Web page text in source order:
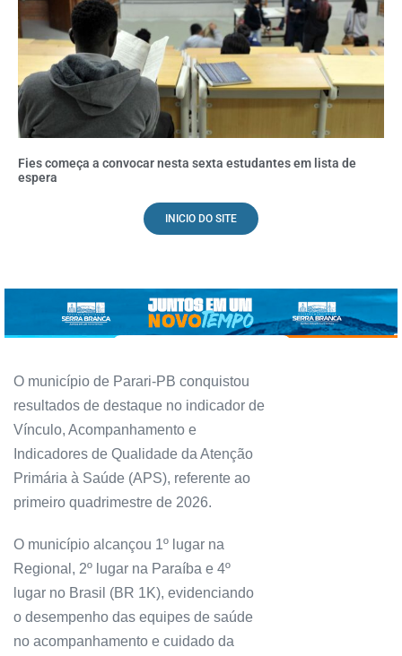
Fies começa a convocar nesta sexta estudantes em lista de
espera
INICIO DO SITE
O município de Parari-PB conquistou
resultados de destaque no indicador de
Vínculo, Acompanhamento e
Indicadores de Qualidade da Atenção
Primária à Saúde (APS), referente ao
primeiro quadrimestre de 2026.
O município alcançou 1º lugar na
Regional, 2º lugar na Paraíba e 4º
lugar no Brasil (BR 1K), evidenciando
o desempenho das equipes de saúde
no acompanhamento e cuidado da